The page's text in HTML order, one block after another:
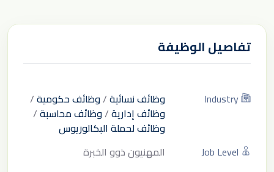
تفاصيل الوظيفة
Industry وظائف نسائية/وظائف حكومية/
وظائف إدارية/وظائف محاسبة/
وظائف لحملة البكالوريوس
Job Level
المهنيون ذوو الخبرة